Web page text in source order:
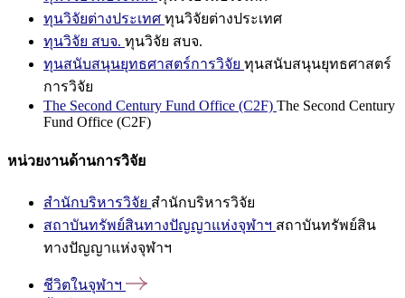
ทุนวิจัยต่างประเทศ ทุนวิจัยต่างประเทศ
ทุนวิจัย สบจ. ทุนวิจัย สบจ.
ทุนสนับสนุนยุทธศาสตร์การวิจัย ทุนสนับสนุนยุทธศาสตร์
การวิจัย
The Second Century Fund Office (C2F) The Second Century
Fund Office (C2F)
หน่วยงานด้านการวิจัย
สำนักบริหารวิจัย สำนักบริหารวิจัย
สถาบันทรัพย์สินทางปัญญาแห่งจุฬาฯ สถาบันทรัพย์สิน
ทางปัญญาแห่งจุฬาฯ
ชีวิตในจุฬาฯ